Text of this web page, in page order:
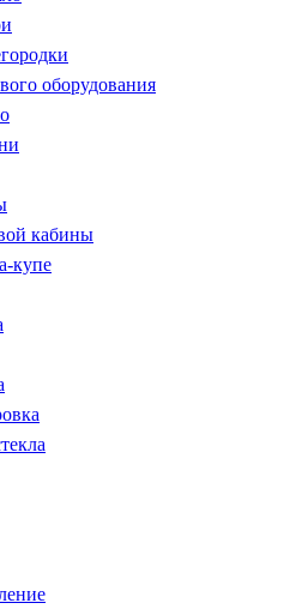
оборудования
кабины
купе